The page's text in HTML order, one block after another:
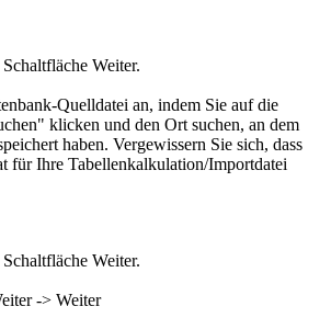
Weiter.
Quelldatei an, indem Sie auf die
klicken und den Ort suchen, an dem
haben. Vergewissern Sie sich, dass
für Ihre Tabellenkalkulation/Importdatei
Weiter.
-> Weiter